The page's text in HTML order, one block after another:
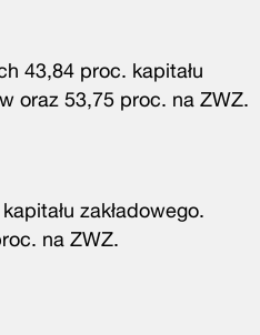
43,84 proc. kapitału
oraz 53,75 proc. na ZWZ.
zakładowego.
na ZWZ.